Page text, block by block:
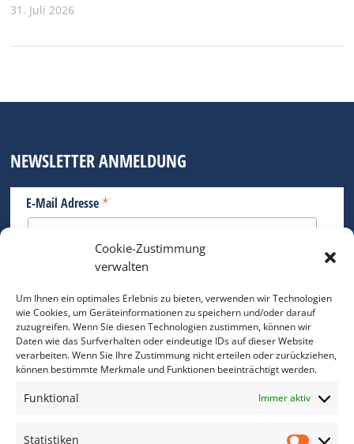
Cookie-Zustimmung
verwalten
Um Ihnen ein optimales Erlebnis zu bieten, verwenden wir Technologien
wie Cookies, um Geräteinformationen zu speichern und/oder darauf
zuzugreifen. Wenn Sie diesen Technologien zustimmen, können wir
Daten wie das Surfverhalten oder eindeutige IDs auf dieser Website
verarbeiten. Wenn Sie Ihre Zustimmung nicht erteilen oder zurückziehen,
können bestimmte Merkmale und Funktionen beeinträchtigt werden.
Funktional Immer aktiv
Statistiken
31. Juli 2026
NEWSLETTER ANMELDUNG
E-Mail Adresse *
Bitte geben Sie Ihre E-Mail Adresse ein.
*